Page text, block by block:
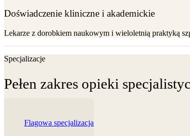
Doświadczenie kliniczne i akademickie
Lekarze z dorobkiem naukowym i wieloletnią praktyką
Specjalizacje
Pełen zakres opieki
Flagowa specjalizacja